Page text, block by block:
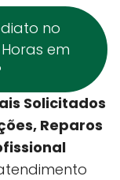
no
em
Solicitados
Reparos